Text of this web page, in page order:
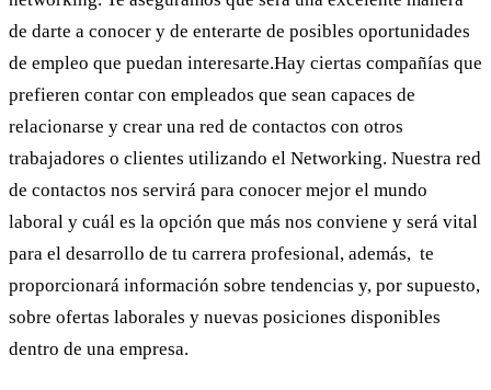
de darte a conocer y de enterarte de posibles oportunidades
de empleo que puedan interesarte.Hay ciertas compañías que
prefieren contar con empleados que sean capaces de
relacionarse y crear una red de contactos con otros
trabajadores o clientes utilizando el Networking. Nuestra red
de contactos nos servirá para conocer mejor el mundo
laboral y cuál es la opción que más nos conviene y será vital
para el desarrollo de tu carrera profesional, además, te
proporcionará información sobre tendencias y, por supuesto,
sobre ofertas laborales y nuevas posiciones disponibles
dentro de una empresa.